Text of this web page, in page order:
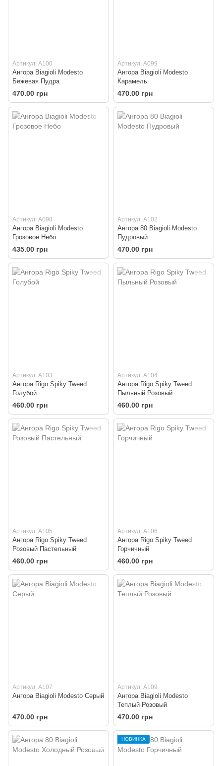
Артикул: A100
Ангора Biagioli Modesto
Бежевая Пудра
470.00 грн
Артикул: A099
Ангора Biagioli Modesto
Карамель
470.00 грн
Артикул: A098
Ангора Biagioli Modesto
Грозовое Небо
435.00 грн
Артикул: A102
Ангора 80 Biagioli Modesto
Пудровый
470.00 грн
Артикул: A103
Ангора Rigo Spiky Tweed
Голубой
460.00 грн
Артикул: A104
Ангора Rigo Spiky Tweed
Пыльный Розовый
460.00 грн
Артикул: A105
Ангора Rigo Spiky Tweed
Розовый Пастельный
460.00 грн
Артикул: A106
Ангора Rigo Spiky Tweed
Горчичный
460.00 грн
Артикул: A107
Ангора Biagioli Modesto Серый
470.00 грн
Артикул: A109
Ангора Biagioli Modesto
Теплый Розовый
470.00 грн
НОВИНКА